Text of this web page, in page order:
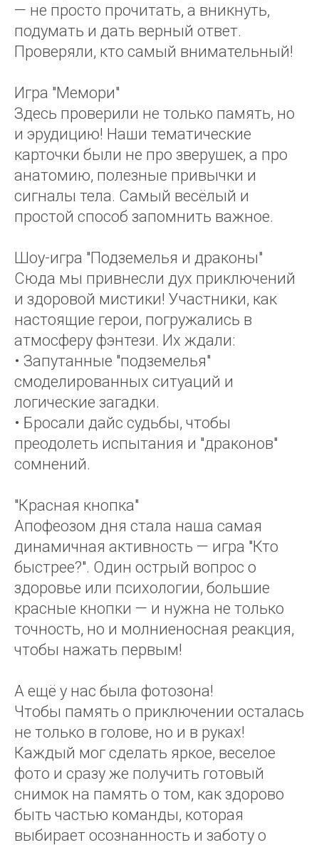
— не просто прочитать, а вникнуть,
подумать и дать верный ответ.
Проверяли, кто самый внимательный!
Игра "Мемори"
Здесь проверили не только память, но
и эрудицию! Наши тематические
карточки были не про зверушек, а про
анатомию, полезные привычки и
сигналы тела. Самый весёлый и
простой способ запомнить важное.
Шоу-игра "Подземелья и драконы"
Сюда мы привнесли дух приключений
и здоровой мистики! Участники, как
настоящие герои, погружались в
атмосферу фэнтези. Их ждали:
• Запутанные "подземелья"
смоделированных ситуаций и
логические загадки.
• Бросали дайс судьбы, чтобы
преодолеть испытания и "драконов"
сомнений.
"Красная кнопка"
Апофеозом дня стала наша самая
динамичная активность — игра "Кто
быстрее?". Один острый вопрос о
здоровье или психологии, большие
красные кнопки — и нужна не только
точность, но и молниеносная реакция,
чтобы нажать первым!
А ещё у нас была фотозона!
Чтобы память о приключении осталась
не только в голове, но и в руках!
Каждый мог сделать яркое, веселое
фото и сразу же получить готовый
снимок на память о том, как здорово
быть частью команды, которая
выбирает осознанность и заботу о